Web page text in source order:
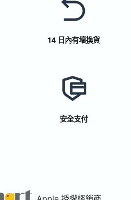
14 日內有壞換貨
安全支付